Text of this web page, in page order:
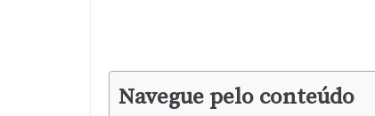
Navegue pelo conteúdo